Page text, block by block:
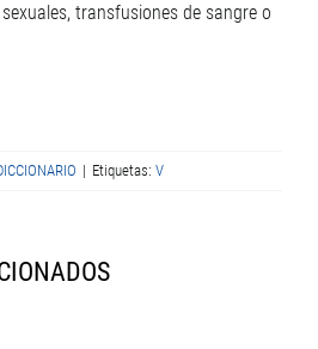
transfusiones de sangre o
| Etiquetas: V